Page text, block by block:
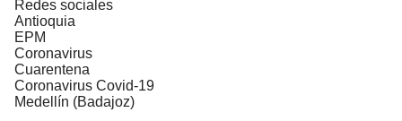
Redes sociales
Antioquia
EPM
Coronavirus
Cuarentena
Coronavirus Covid-19
Medellín (Badajoz)